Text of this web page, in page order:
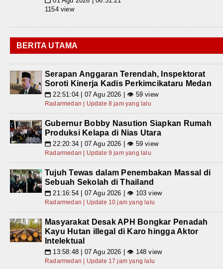
1154 view
BERITA UTAMA
Serapan Anggaran Terendah, Inspektorat
Soroti Kinerja Kadis Perkimcikataru Medan
📅 22:51:04 | 07 Agu 2026 | 👁 59 view
Radarmedan | Update 8 jam yang lalu
Gubernur Bobby Nasution Siapkan Rumah
Produksi Kelapa di Nias Utara
📅 22:20:34 | 07 Agu 2026 | 👁 59 view
Radarmedan | Update 9 jam yang lalu
Tujuh Tewas dalam Penembakan Massal di
Sebuah Sekolah di Thailand
📅 21:16:54 | 07 Agu 2026 | 👁 103 view
Radarmedan | Update 10 jam yang lalu
Masyarakat Desak APH Bongkar Penadah
Kayu Hutan illegal di Karo hingga Aktor
Intelektual
📅 13:58:48 | 07 Agu 2026 | 👁 148 view
Radarmedan | Update 17 jam yang lalu